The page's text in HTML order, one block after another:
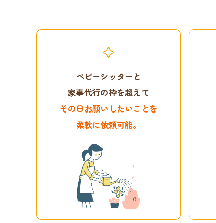
ベビーシッターと
家事代行の枠を超えて
その日お願いしたいことを
柔軟に依頼可能。